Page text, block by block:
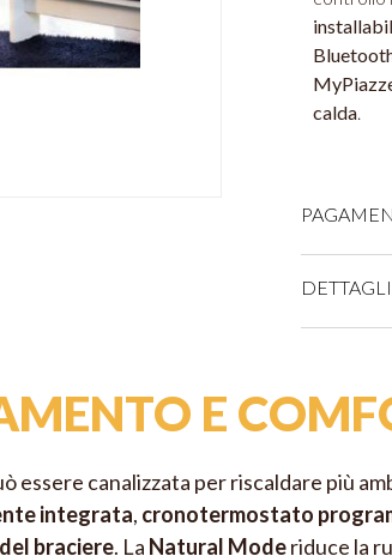
calda.
CARTE DI
PAYPAL
BONIFICO
DETTAGLI
E
essere canalizzata per riscaldare più
integrata, cronotermostato
braciere. La Natural Moderiduce la